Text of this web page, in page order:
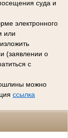
суда и
электронного
или
(заявлении о
с
можно
ссылка